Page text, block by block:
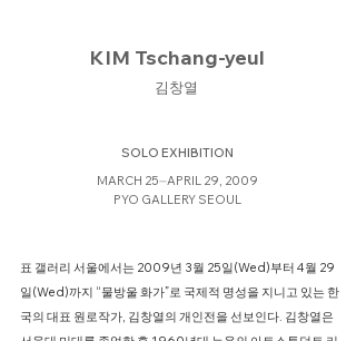
KIM Tschang-yeul
김창열
SOLO EXHIBITION
MARCH 25⏤APRIL 29, 2009
PYO GALLERY SEOUL
표 갤러리 서울에서는 2009년 3월 25일(Wed)부터 4월 29
일(Wed)까지 “물방울 화가”로 국제적 명성을 지니고 있는 한
국의 대표 원로작가, 김창열의 개인전을 선보인다. 김창열은